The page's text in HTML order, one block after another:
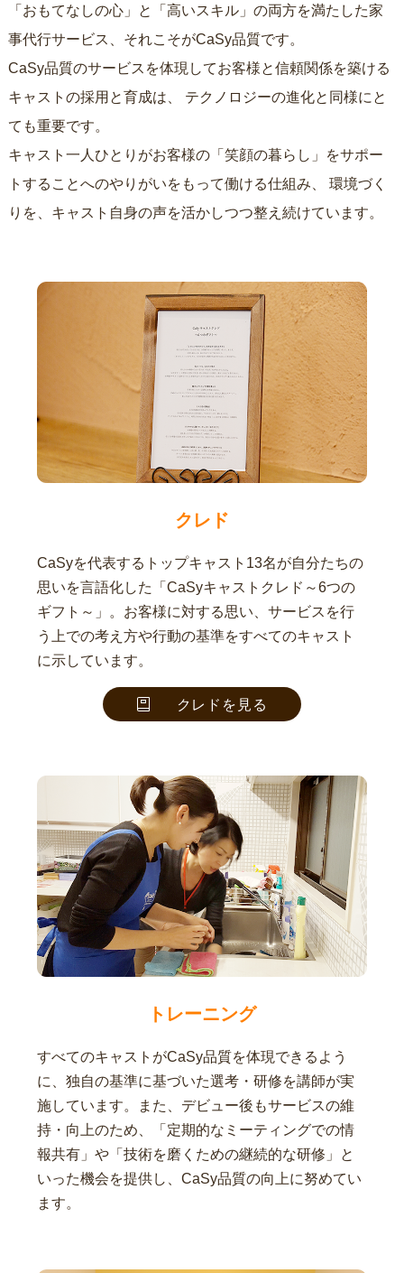
「おもてなしの心」と「高いスキル」の両方を満たした家
事代行サービス、それこそがCaSy品質です。
CaSy品質のサービスを体現してお客様と信頼関係を築ける
キャストの採用と育成は、
ても重要です。
キャスト一人ひとりがお客様の「笑顔の暮らし」をサポー
トすることへのやりがいをもって働ける仕組み、
りを、キャスト自身の声を活かしつつ整え続けています。
クレド
CaSyを代表するトップキャスト13名が自分たちの
思いを言語化した「CaSyキャストクレド～6つの
ギフト～」。お客様に対する思い、サービスを行
う上での考え方や行動の基準をすべてのキャスト
に示しています。
クレドを見る
トレーニング
すべてのキャストがCaSy品質を体現できるよう
に、独自の基準に基づいた選考・研修を講師が実
施しています。また、デビュー後もサービスの維
持・向上のため、「定期的なミーティングでの情
報共有」や「技術を磨くための継続的な研修」と
いった機会を提供し、CaSy品質の向上に努めてい
ます。